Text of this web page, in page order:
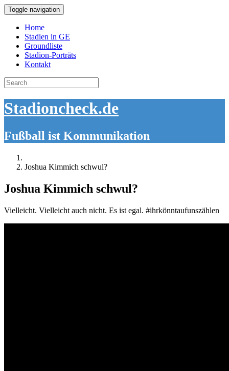
Toggle navigation
Home
Stadien in GE
Groundliste
Stadion-Porträts
Kontakt
Search
for:
Stadioncheck.de
Fußball ist Kommunikation
Joshua Kimmich schwul?
Joshua Kimmich schwul?
Vielleicht. Vielleicht auch nicht. Es ist egal. #ihrkönntaufunszählen